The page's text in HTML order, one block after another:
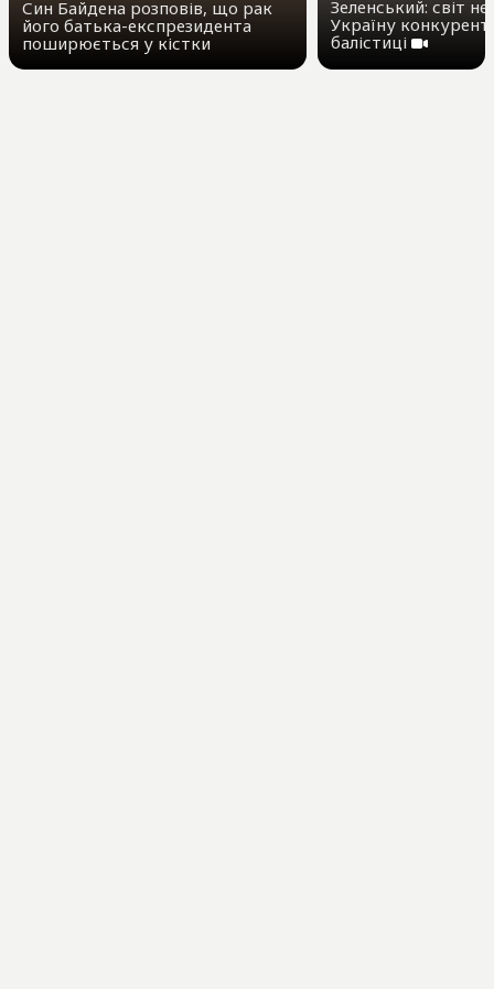
Син Байдена розповів, що рак
його батька-експрезидента
поширюється у кістки
Зеленський: світ
Україну
балістиці